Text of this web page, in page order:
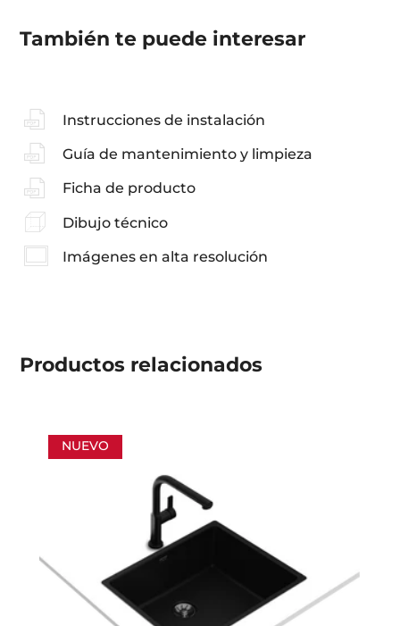
También te puede interesar
Instrucciones de instalación
Guía de mantenimiento y limpieza
Ficha de producto
Dibujo técnico
Imágenes en alta resolución
Productos relacionados
NUEVO